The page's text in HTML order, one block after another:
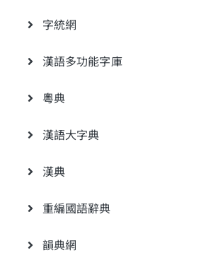
字統網
漢語多功能字庫
粵典
漢語大字典
漢典
重編國語辭典
韻典網